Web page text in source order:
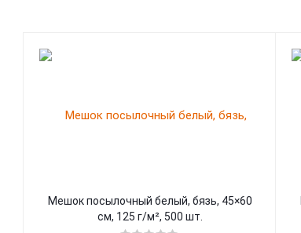
Мешок посылочный белый, бязь, 45×60
см, 125 г/м², 500 шт.